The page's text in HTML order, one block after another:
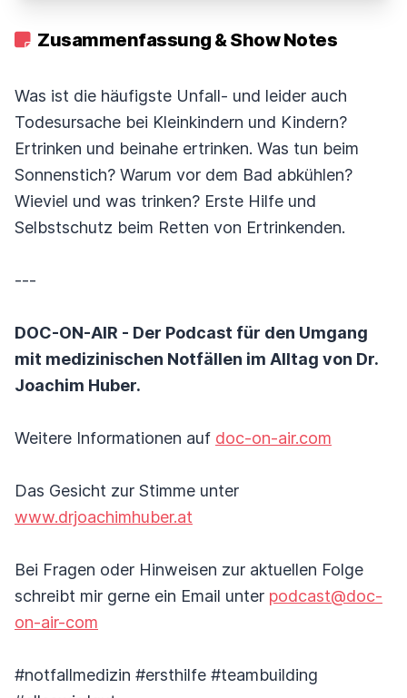
Zusammenfassung & Show Notes
Was ist die häufigste Unfall- und leider auch
Todesursache bei Kleinkindern und Kindern?
Ertrinken und beinahe ertrinken. Was tun beim
Sonnenstich? Warum vor dem Bad abkühlen?
Wieviel und was trinken? Erste Hilfe und
Selbstschutz beim Retten von Ertrinkenden.
---
DOC-ON-AIR - Der Podcast für den Umgang
mit medizinischen Notfällen im Alltag von Dr.
Joachim Huber.
Weitere Informationen auf doc-on-air.com
Das Gesicht zur Stimme unter
www.drjoachimhuber.at
Bei Fragen oder Hinweisen zur aktuellen Folge
schreibt mir gerne ein Email unter podcast@doc-
on-air-com
#notfallmedizin #ersthilfe #teambuilding